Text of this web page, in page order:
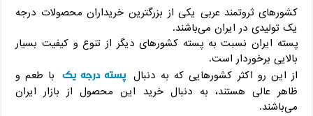
کشورهای ثروتمند عربی یکی از بزرگترین خریداران محصولات درجه
یک تولیدی در ایران می‌باشند.
پسته ایران نسبت به پسته کشورهای دیگر از تنوع و کیفیت بسیار
بالایی برخوردار است.
از این رو اکثر کشورهایی که به دنبال پسته درجه یک با طعم و
ظاهر عالی هستند، به دنبال خرید این محصول از بازار ایران
می‌باشند.